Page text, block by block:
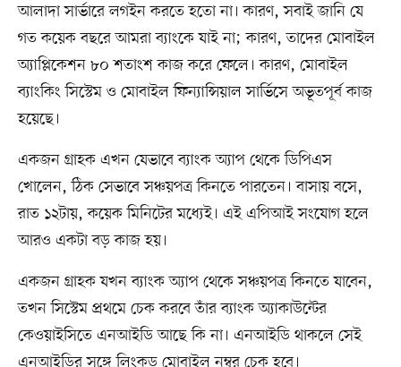
আলাদা সার্ভারে লগইন করতে হতো না। কারণ, সবাই জানি যে
গত কয়েক বছরে আমরা ব্যাংকে যাই না; কারণ, তাদের মোবাইল
অ্যাপ্লিকেশন ৮০ শতাংশ কাজ করে ফেলে। কারণ, মোবাইল
ব্যাংকিং সিস্টেম ও মোবাইল ফিন্যান্সিয়াল সার্ভিসে অভূতপূর্ব কাজ
হয়েছে।
একজন গ্রাহক এখন যেভাবে ব্যাংক অ্যাপ থেকে ডিপিএস
খোলেন, ঠিক সেভাবে সঞ্চয়পত্র কিনতে পারতেন। বাসায় বসে,
রাত ১২টায়, কয়েক মিনিটের মধ্যেই। এই এপিআই সংযোগ হলে
আরও একটা বড় কাজ হয়।
একজন গ্রাহক যখন ব্যাংক অ্যাপ থেকে সঞ্চয়পত্র কিনতে যাবেন,
তখন সিস্টেম প্রথমে চেক করবে তাঁর ব্যাংক অ্যাকাউন্টের
কেওয়াইসিতে এনআইডি আছে কি না। এনআইডি থাকলে সেই